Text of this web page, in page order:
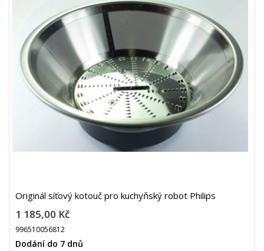
Originál síťový kotouč pro kuchyňský robot Philips
1 185,00 Kč
996510056812
Dodání do 7 dnů